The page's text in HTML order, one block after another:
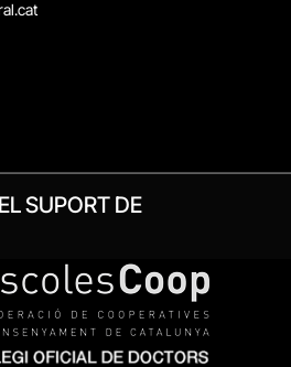
SUPORT DE